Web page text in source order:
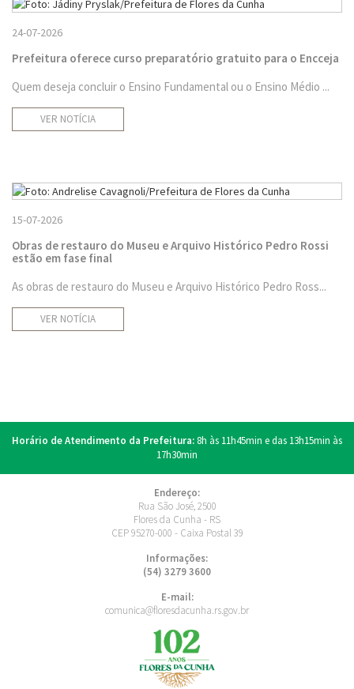
24-07-2026
Prefeitura oferece curso preparatório gratuito para o Encceja
Quem deseja concluir o Ensino Fundamental ou o Ensino Médio ...
VER NOTÍCIA
15-07-2026
Obras de restauro do Museu e Arquivo Histórico Pedro Rossi
estão em fase final
As obras de restauro do Museu e Arquivo Histórico Pedro Ross...
VER NOTÍCIA
Horário de Atendimento da Prefeitura:8h às 11h45min e das 13h15min às
17h30min
Endereço:
Rua São José, 2500
Flores da Cunha - RS
CEP 95270-000 - Caixa Postal 39
Informações:
(54) 3279 3600
E-mail:
comunica@floresdacunha.rs.gov.br